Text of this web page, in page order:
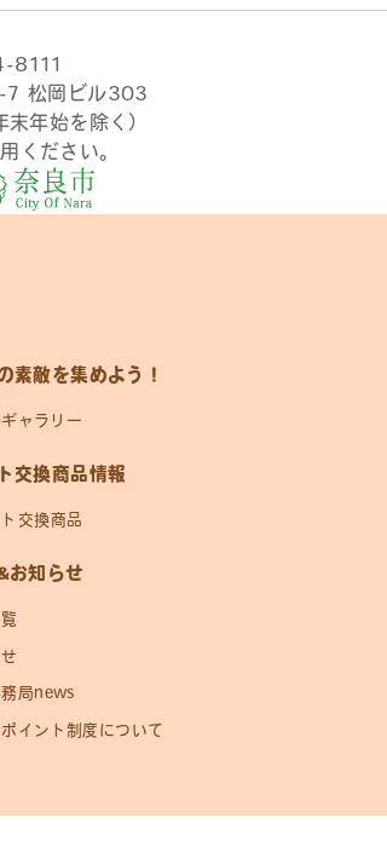
8111
松岡ビル303
年始を除く）
ください。
素敵を集めよう！
ャラリー
交換商品情報
交換商品
お知らせ
局news
イント制度について